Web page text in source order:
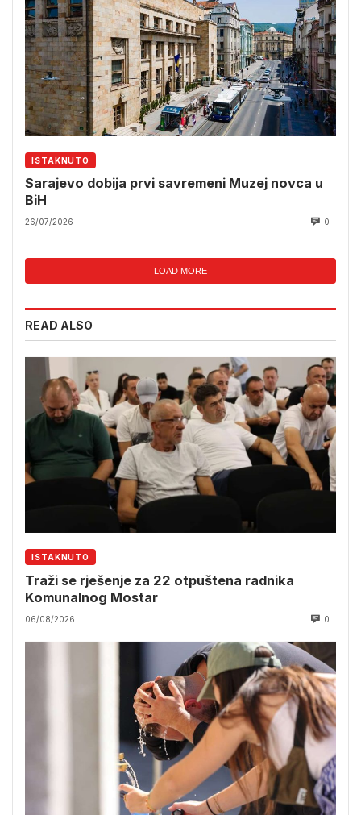
ISTAKNUTO
Sarajevo dobija prvi savremeni Muzej novca u
BiH
26/07/2026 0
LOAD MORE
READ ALSO
ISTAKNUTO
Traži se rješenje za 22 otpuštena radnika
Komunalnog Mostar
06/08/2026 0